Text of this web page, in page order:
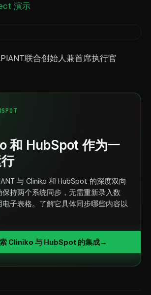
演示
联合创始人兼首席执行官
和 HubSpot 作为一
与 Cliniko 和 HubSpot 的深度双向
持两个系统同步，无需重新录入数
子表格。了解它具体同步哪些内容以
Cliniko 与 HubSpot 的集成→